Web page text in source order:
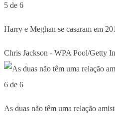
5 de 6
Harry e Meghan se casaram em
Chris Jackson - WPA Pool/Getty
6 de 6
As duas não têm uma relação